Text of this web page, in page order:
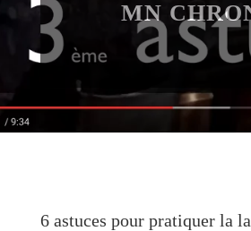
MN
6 astuces pour pratiquer la